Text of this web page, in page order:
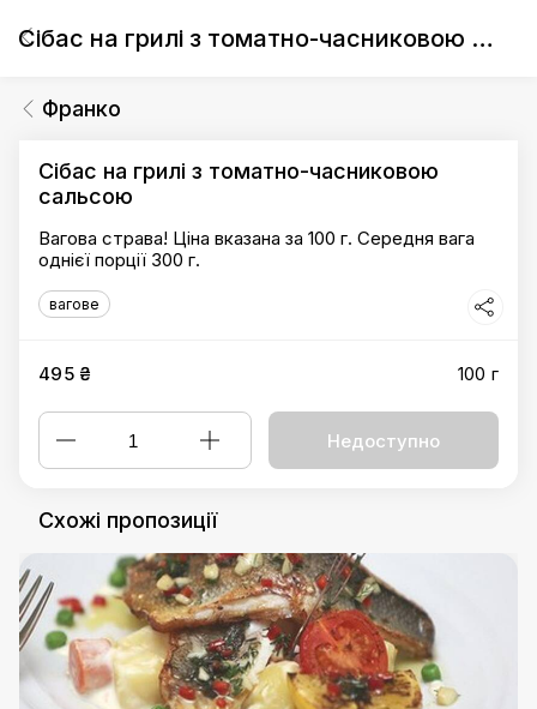
Сібас на грилі з томатно-часниковою сальсою
Франко
Сібас на грилі з томатно-часниковою
сальсою
Вагова страва! Ціна вказана за 100 г. Середня вага
однієї порції 300 г.
вагове
495 ₴ 100 г
Недоступно
Схожі пропозиції